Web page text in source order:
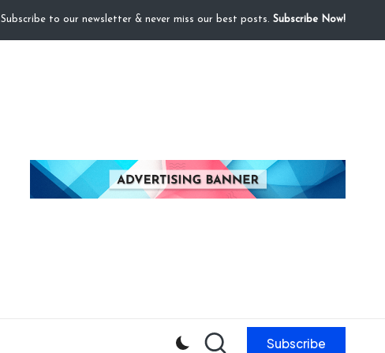
Subscribe to our newsletter & never miss our best posts. Subscribe Now!
Subscribe